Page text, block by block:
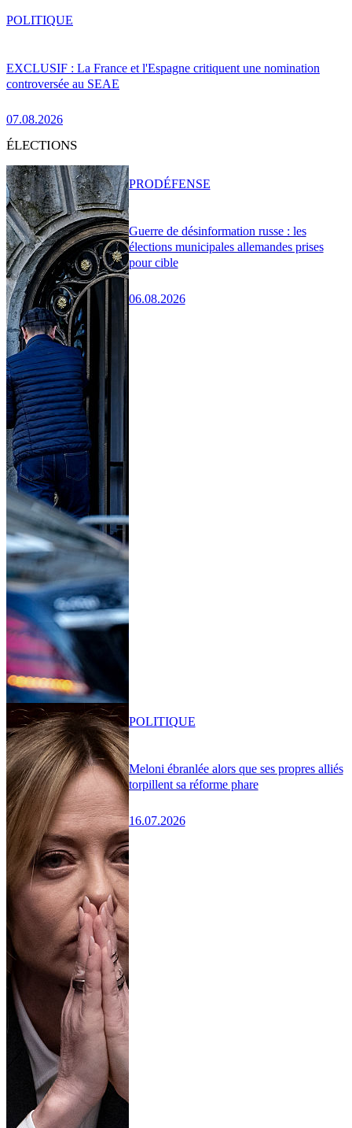
EXCLUSIF : La France et l'Espagne critiquent une nomination
controversée au SEAE
07.08.2026
POLITIQUE
ÉLECTIONS
Guerre de désinformation russe : les
élections municipales allemandes prises
pour cible
06.08.2026
PRODÉFENSE
Meloni ébranlée alors que ses propres alliés
torpillent sa réforme phare
16.07.2026
POLITIQUE